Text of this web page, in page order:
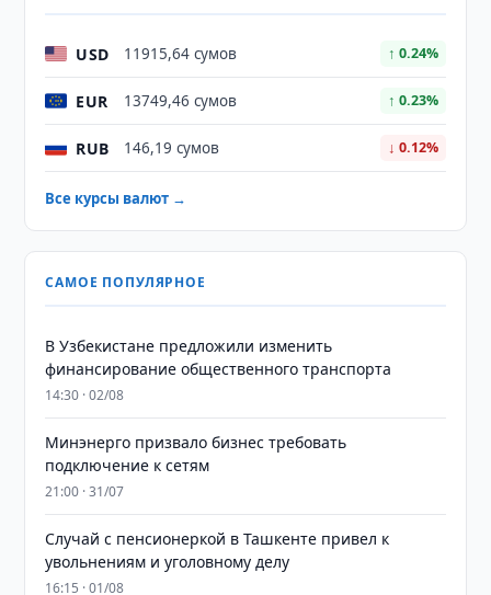
USD 11915,64 сумов ↑ 0.24%
EUR 13749,46 сумов ↑ 0.23%
RUB 146,19 сумов ↓ 0.12%
Все курсы валют →
САМОЕ ПОПУЛЯРНОЕ
В Узбекистане предложили изменить
финансирование общественного транспорта
14:30 · 02/08
Минэнерго призвало бизнес требовать
подключение к сетям
21:00 · 31/07
Случай с пенсионеркой в Ташкенте привел к
увольнениям и уголовному делу
16:15 · 01/08